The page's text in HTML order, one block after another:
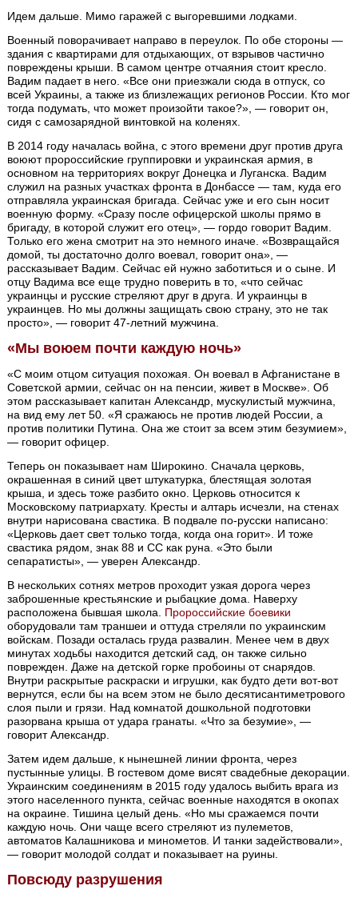
Идем дальше. Мимо гаражей с выгоревшими лодками.
Военный поворачивает направо в переулок. По обе стороны —
здания с квартирами для отдыхающих, от взрывов частично
повреждены крыши. В самом центре отчаяния стоит кресло.
Вадим падает в него. «Все они приезжали сюда в отпуск, со
всей Украины, а также из близлежащих регионов России. Кто мог
тогда подумать, что может произойти такое?», — говорит он,
сидя с самозарядной винтовкой на коленях.
В 2014 году началась война, с этого времени друг против друга
воюют пророссийские группировки и украинская армия, в
основном на территориях вокруг Донецка и Луганска. Вадим
служил на разных участках фронта в Донбассе — там, куда его
отправляла украинская бригада. Сейчас уже и его сын носит
военную форму. «Сразу после офицерской школы прямо в
бригаду, в которой служит его отец», — гордо говорит Вадим.
Только его жена смотрит на это немного иначе. «Возвращайся
домой, ты достаточно долго воевал, говорит она», —
рассказывает Вадим. Сейчас ей нужно заботиться и о сыне. И
отцу Вадима все еще трудно поверить в то, «что сейчас
украинцы и русские стреляют друг в друга. И украинцы в
украинцев. Но мы должны защищать свою страну, это не так
просто», — говорит 47-летний мужчина.
«Мы воюем почти каждую ночь»
«С моим отцом ситуация похожая. Он воевал в Афганистане в
Советской армии, сейчас он на пенсии, живет в Москве». Об
этом рассказывает капитан Александр, мускулистый мужчина,
на вид ему лет 50. «Я сражаюсь не против людей России, а
против политики Путина. Она же стоит за всем этим безумием»,
— говорит офицер.
Теперь он показывает нам Широкино. Сначала церковь,
окрашенная в синий цвет штукатурка, блестящая золотая
крыша, и здесь тоже разбито окно. Церковь относится к
Московскому патриархату. Кресты и алтарь исчезли, на стенах
внутри нарисована свастика. В подвале по-русски написано:
«Церковь дает свет только тогда, когда она горит». И тоже
свастика рядом, знак 88 и СС как руна. «Это были
сепаратисты», — уверен Александр.
В нескольких сотнях метров проходит узкая дорога через
заброшенные крестьянские и рыбацкие дома. Наверху
расположена бывшая школа. Пророссийские боевики
оборудовали там траншеи и оттуда стреляли по украинским
войскам. Позади осталась груда развалин. Менее чем в двух
минутах ходьбы находится детский сад, он также сильно
поврежден. Даже на детской горке пробоины от снарядов.
Внутри раскрытые раскраски и игрушки, как будто дети вот-вот
вернутся, если бы на всем этом не было десятисантиметрового
слоя пыли и грязи. Над комнатой дошкольной подготовки
разорвана крыша от удара гранаты. «Что за безумие», —
говорит Александр.
Затем идем дальше, к нынешней линии фронта, через
пустынные улицы. В гостевом доме висят свадебные декорации.
Украинским соединениям в 2015 году удалось выбить врага из
этого населенного пункта, сейчас военные находятся в окопах
на окраине. Тишина целый день. «Но мы сражаемся почти
каждую ночь. Они чаще всего стреляют из пулеметов,
автоматов Калашникова и минометов. И танки задействовали»,
— говорит молодой солдат и показывает на руины.
Повсюду разрушения